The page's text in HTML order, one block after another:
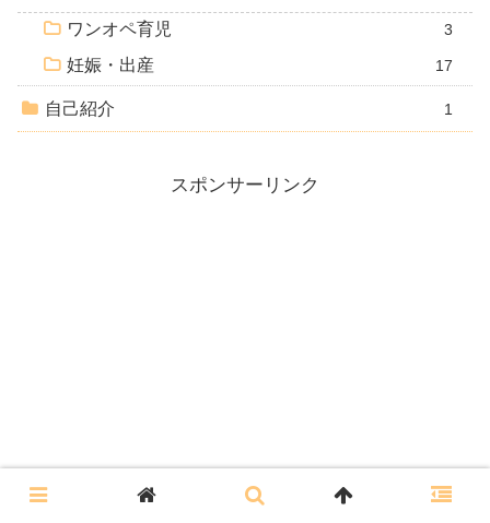
ワンオペ育児 3
妊娠・出産 17
自己紹介 1
スポンサーリンク